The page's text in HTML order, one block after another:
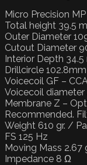
Micro Precision
Total height 39.5
Outer Diameter
Cutout Diameter
Interior Depth 34.5
Drillcircle 102.8mm
Voicecoil GF –
Voicecoil diameter
Membrane Z –
Recommended.
Weight 610 gr. /
FS 125 Hz
Moving Mass 2.67
Impedance 8 Ω